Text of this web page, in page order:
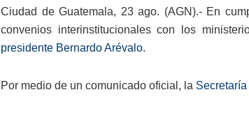
Ciudad de Guatemala, 23 ago. (AGN).- En
convenios interinstitucionales con los
presidente Bernardo Arévalo.
Por medio de un comunicado oficial, la